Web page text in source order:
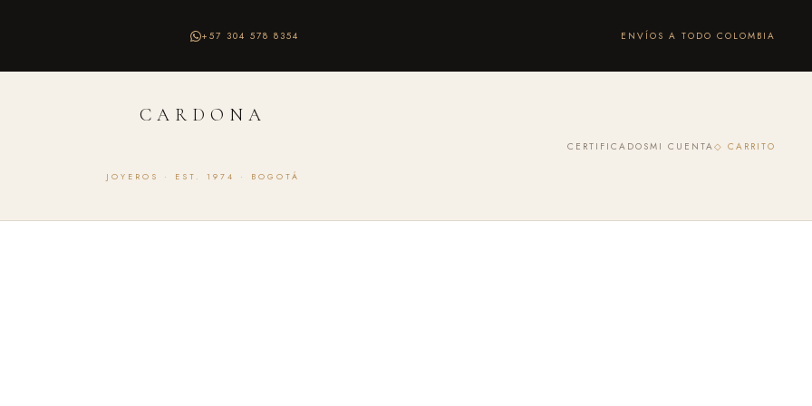
+57 304 578 8354 ENVÍOS A TODO COLOMBIA
CARDONA
JOYEROS · EST. 1974 · BOGOTÁ
CERTIFICADOSMI CUENTA◇ CARRITO